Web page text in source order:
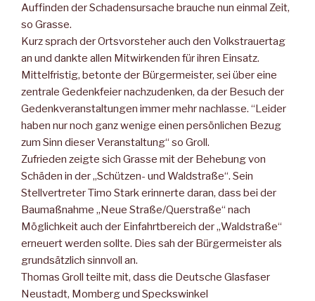
Auffinden der Schadensursache brauche nun einmal Zeit,
so Grasse.
Kurz sprach der Ortsvorsteher auch den Volkstrauertag
an und dankte allen Mitwirkenden für ihren Einsatz.
Mittelfristig, betonte der Bürgermeister, sei über eine
zentrale Gedenkfeier nachzudenken, da der Besuch der
Gedenkveranstaltungen immer mehr nachlasse. “Leider
haben nur noch ganz wenige einen persönlichen Bezug
zum Sinn dieser Veranstaltung“ so Groll.
Zufrieden zeigte sich Grasse mit der Behebung von
Schäden in der „Schützen- und Waldstraße“. Sein
Stellvertreter Timo Stark erinnerte daran, dass bei der
Baumaßnahme „Neue Straße/Querstraße“ nach
Möglichkeit auch der Einfahrtbereich der „Waldstraße“
erneuert werden sollte. Dies sah der Bürgermeister als
grundsätzlich sinnvoll an.
Thomas Groll teilte mit, dass die Deutsche Glasfaser
Neustadt, Momberg und Speckswinkel